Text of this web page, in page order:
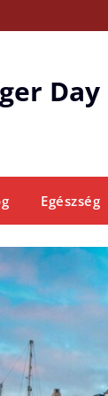
Day
Egészség